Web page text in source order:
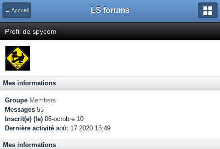
← Accueil LS forums
Profil de spycom
Mes informations
Groupe Members
Messages 55
Inscrit(e) (le) 06-octobre 10
Dernière activité août 17 2020 15:49
Mes informations